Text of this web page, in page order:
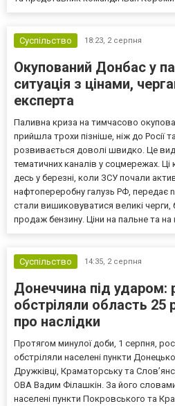
Суспільство 18:23, 2 серпня
Окупований Донбас у
ситуація з цінами,
експерта
Паливна криза на тимчасово
прийшла трохи пізніше, ніж до Росії
розвивається доволі швидко. Це
тематичних каналів у соцмережах. Ці
десь у березні, коли ЗСУ почали
нафтопереробну галузь РФ, передає
стали вишиковуватися великі
продаж бензину. Ціни на пальне та на
Суспільство 14:35, 2 серпня
Донеччина під ударом:
обстріляли область 25
про наслідки
Протягом минулої доби, 1 серпня,
обстріляли населені пункти
Дружківці, Краматорську та
ОВА Вадим Філашкін. За його
населені пункти Покровського та